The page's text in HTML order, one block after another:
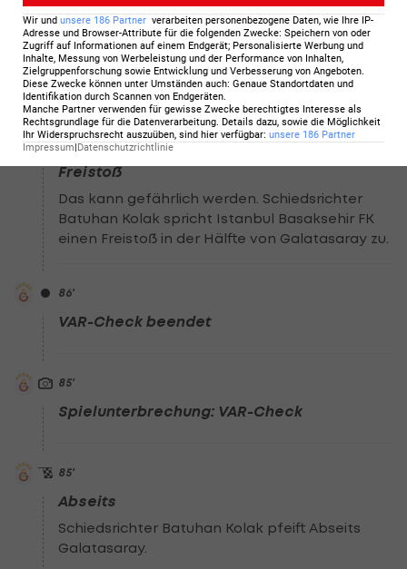
90'
Schuss auf das Tor
Kopfball von Mauro Icardi (Galatasaray).
Istanbul Basaksehir FK kann klären.
87'
Freistoß
Das kann gefährlich werden. Schiedsrichter
Batuhan Kolak spricht Istanbul Basaksehir FK
einen Freistoß in der Hälfte von Galatasaray zu.
86'
VAR-Check beendet
85'
Spielunterbrechung: VAR-Check
85'
Abseits
Schiedsrichter Batuhan Kolak pfeift Abseits
Galatasaray.
Wir und unsere 186 Partner verarbeiten personenbezogene Daten, wie Ihre IP-
Adresse und Browser-Attribute für die folgenden Zwecke: Speichern von oder
Zugriff auf Informationen auf einem Endgerät; Personalisierte Werbung und
Inhalte, Messung von Werbeleistung und der Performance von Inhalten,
Zielgruppenforschung sowie Entwicklung und Verbesserung von Angeboten
Diese Zwecke können unter Umständen auch: Genaue Standortdaten und
Identifikation durch Scannen von Endgeräten
Manche Partner verwenden für gewisse Zwecke berechtigtes Interesse als
Rechtsgrundlage für die Datenverarbeitung. Details dazu, sowie die Möglichkeit
Ihr Widerspruchsrecht auszuüben, sind hier verfügbar: unsere 186 Partner
Impressum|Datenschutzrichtlinie